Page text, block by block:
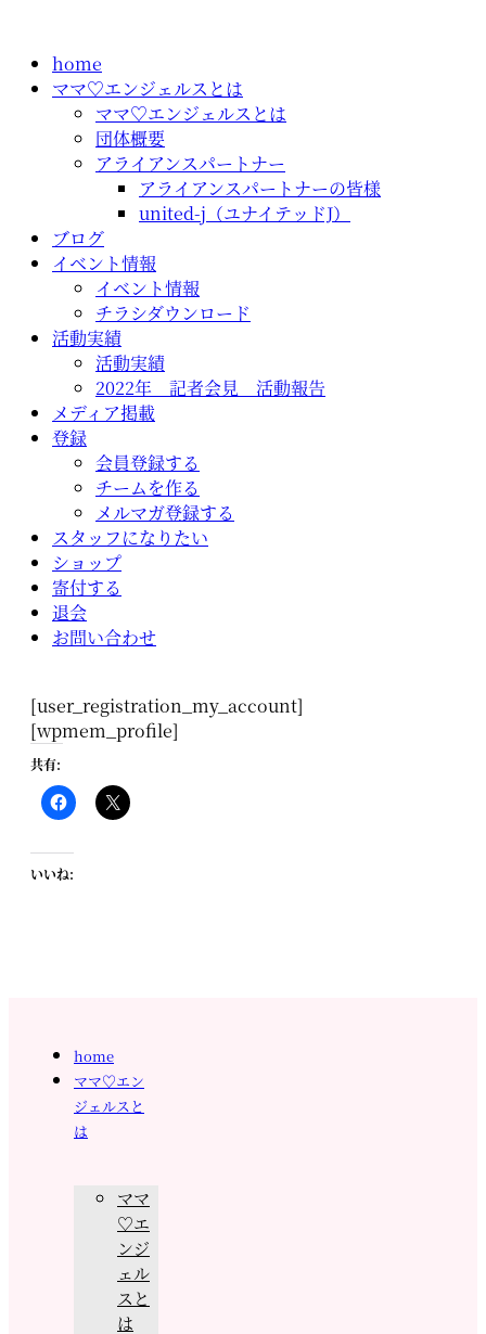
home
ママ♡エンジェルスとは
ママ♡エンジェルスとは
団体概要
アライアンスパートナー
アライアンスパートナーの皆様
united-j（ユナイテッドJ）
ブログ
イベント情報
イベント情報
チラシダウンロード
活動実績
活動実績
2022年 記者会見 活動報告
メディア掲載
登録
会員登録する
チームを作る
メルマガ登録する
スタッフになりたい
ショップ
寄付する
退会
お問い合わせ
[user_registration_my_account]
[wpmem_profile]
共有:
いいね:
home
ママ♡エン
ジェルスと
は
ママ
♡エ
ンジ
ェル
スと
は